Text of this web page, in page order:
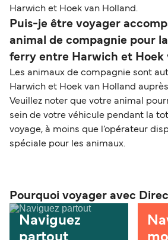
Harwich et Hoek van Holland.
Puis-je être voyager
animal de compagnie pour
ferry entre Harwich et Hoek
Les animaux de compagnie sont
Harwich et Hoek van Holland
Veuillez noter que votre animal
sein de votre véhicule pendant la
voyage, à moins que l’opérateur
spéciale pour les animaux.
Pourquoi voyager avec
Naviguez